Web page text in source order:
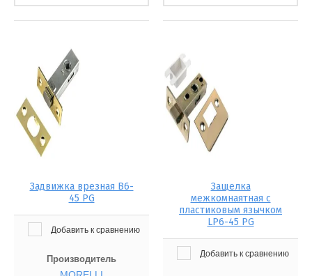
Задвижка врезная B6-
45 PG
Добавить к сравнению
Производитель
Защелка
межкомнаятная с
пластиковым язычком
LP6-45 PG
Добавить к сравнению